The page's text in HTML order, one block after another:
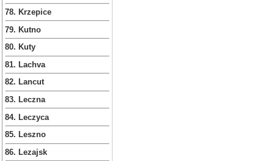
78. Krzepice
79. Kutno
80. Kuty
81. Lachva
82. Lancut
83. Leczna
84. Leczyca
85. Leszno
86. Lezajsk